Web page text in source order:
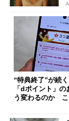
“特典終了”が続く
「dポイント」
う変わるのか こ